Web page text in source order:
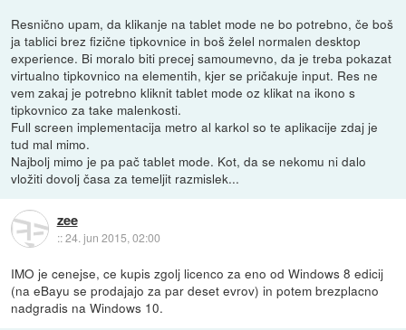
Resnično upam, da klikanje na tablet mode ne bo potrebno, če boš
ja tablici brez fizične tipkovnice in boš želel normalen desktop
experience. Bi moralo biti precej samoumevno, da je treba pokazat
virtualno tipkovnico na elementih, kjer se pričakuje input. Res ne
vem zakaj je potrebno kliknit tablet mode oz klikat na ikono s
tipkovnico za take malenkosti.
Full screen implementacija metro al karkol so te aplikacije zdaj je
tud mal mimo.
Najbolj mimo je pa pač tablet mode. Kot, da se nekomu ni dalo
vložiti dovolj časa za temeljit razmislek...
zee
::24. jun 2015, 02:00
IMO je cenejse, ce kupis zgolj licenco za eno od Windows 8 edicij
(na eBayu se prodajajo za par deset evrov) in potem brezplacno
nadgradis na Windows 10.